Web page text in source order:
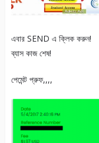
এবার SEND এ ক্লিক করুন!
ব্যাস কাজ শেষ!
পেমেন্ট প্রুফ,,,,